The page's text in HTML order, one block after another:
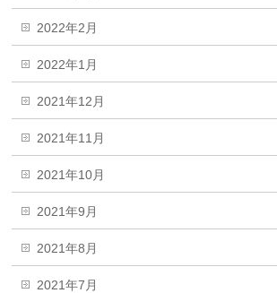
2022年2月
2022年1月
2021年12月
2021年11月
2021年10月
2021年9月
2021年8月
2021年7月